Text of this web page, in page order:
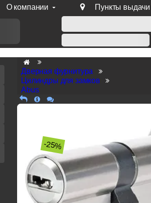
О компании Пункты выдачи
заказе от 50 тыс. руб продукции
Дверная фурнитура
Цилиндры для замков
Abus
-25%